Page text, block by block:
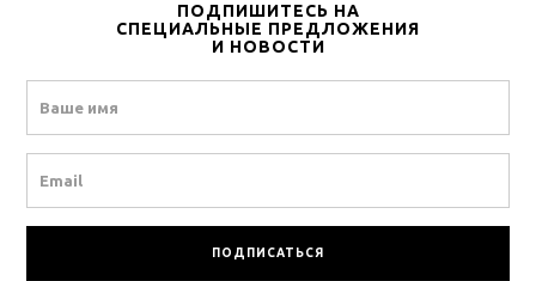
ПОДПИШИТЕСЬ НА
СПЕЦИАЛЬНЫЕ ПРЕДЛОЖЕНИЯ
И НОВОСТИ